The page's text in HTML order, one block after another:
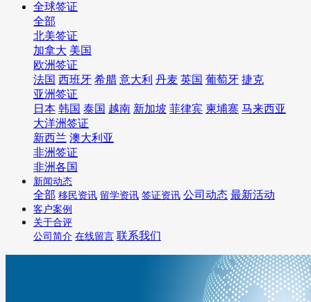
全球签证
全部
北美签证
加拿大 美国
欧洲签证
法国 西班牙 希腊 意大利 丹麦 英国 葡萄牙 捷克
亚洲签证
日本 韩国 泰国 越南 新加坡 菲律宾 柬埔寨 马来西亚
大洋洲签证
新西兰 澳大利亚
非洲签证
非洲各国
新闻动态
全部 移民资讯 留学资讯 签证资讯 公司动态 最新活动
客户案例
关于合评
公司简介 在线留言 联系我们